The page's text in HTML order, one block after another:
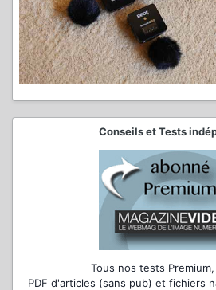
Conseils et Tests
Tous nos tests
PDF d'articles (sans pub) et fichiers